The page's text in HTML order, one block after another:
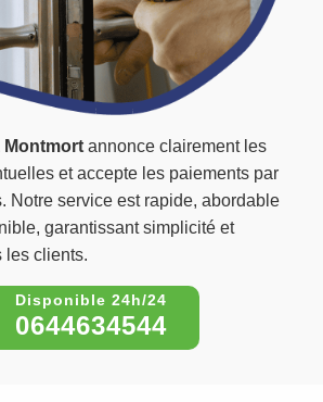
Montmort annonce clairement les
et accepte les paiements par
Notre service est rapide, abordable
garantissant simplicité et
les clients.
0644634544